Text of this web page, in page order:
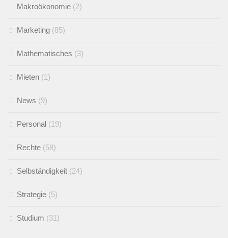
Makroökonomie (2)
Marketing (85)
Mathematisches (3)
Mieten (1)
News (9)
Personal (19)
Rechte (58)
Selbständigkeit (24)
Strategie (5)
Studium (31)